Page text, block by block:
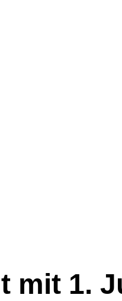
mit 1.